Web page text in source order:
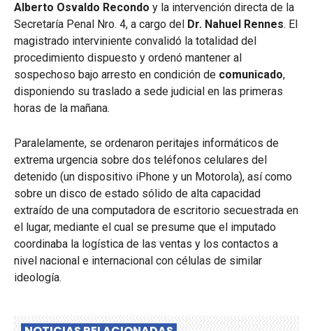
Alberto Osvaldo Recondo y la intervención directa de la
Secretaría Penal Nro. 4, a cargo del Dr. Nahuel Rennes. El
magistrado interviniente convalidó la totalidad del
procedimiento dispuesto y ordenó mantener al
sospechoso bajo arresto en condición de comunicado,
disponiendo su traslado a sede judicial en las primeras
horas de la mañana.
Paralelamente, se ordenaron peritajes informáticos de
extrema urgencia sobre dos teléfonos celulares del
detenido (un dispositivo iPhone y un Motorola), así como
sobre un disco de estado sólido de alta capacidad
extraído de una computadora de escritorio secuestrada en
el lugar, mediante el cual se presume que el imputado
coordinaba la logística de las ventas y los contactos a
nivel nacional e internacional con células de similar
ideología.